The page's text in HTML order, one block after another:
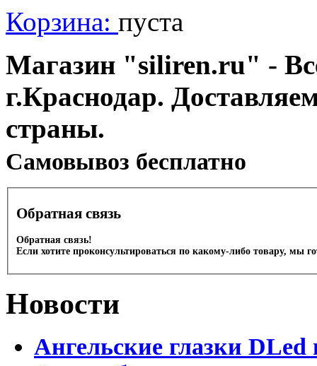
Корзина: пуста
Магазин "siliren.ru" -
г.Краснодар.
страны.
Cамовывоз бесплатно
Обратная связь
Обратная связь!
Если хотите проконсультироваться по какому-либо товару, мы
Новости
Ангельские глазки DLed